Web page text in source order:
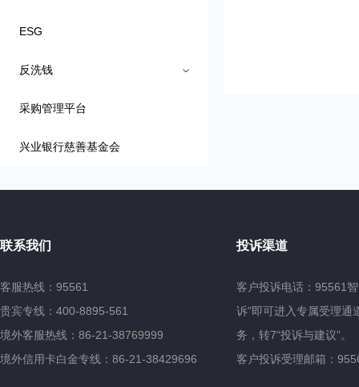
ESG
反洗钱
采购管理平台
兴业银行慈善基金会
联系我们
客服热线：95561
贵宾专线：400-8895-561
境外客服热线：86-21-38769999
境外信用卡白金专线：86-21-38429696
投诉渠道
客户投诉电话：95561
诉”即可进入专属受理通
务，转7“投诉与建议”。
客户投诉受理邮箱：